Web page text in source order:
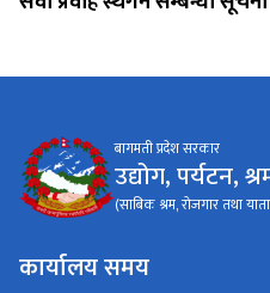
बागमती प्रदेश सरकार
उद्योग, पर्यटन,
(साबिक श्रम, रोजगार तथा
कार्यालय समय